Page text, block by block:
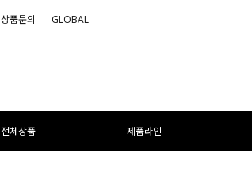
상품문의 GLOBAL
전체상품 제품라인